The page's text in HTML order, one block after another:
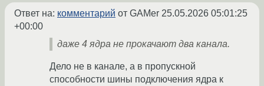
Ответ на: комментарий от GAMer 25.05.2026 05:01:25
+00:00
даже 4 ядра не прокачают два канала.
Дело не в канале, а в пропускной
способности шины подключения ядра к